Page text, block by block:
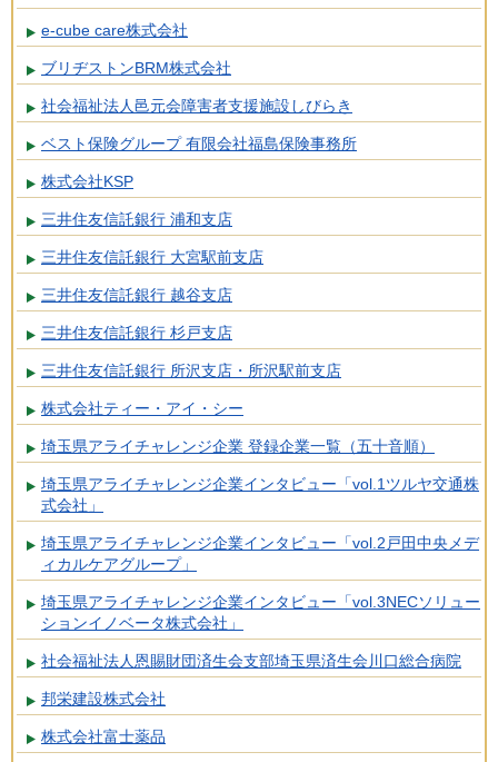
e-cube care株式会社
ブリヂストンBRM株式会社
社会福祉法人邑元会障害者支援施設しびらき
ベスト保険グループ 有限会社福島保険事務所
株式会社KSP
三井住友信託銀行 浦和支店
三井住友信託銀行 大宮駅前支店
三井住友信託銀行 越谷支店
三井住友信託銀行 杉戸支店
三井住友信託銀行 所沢支店・所沢駅前支店
株式会社ティー・アイ・シー
埼玉県アライチャレンジ企業 登録企業一覧（五十音順）
埼玉県アライチャレンジ企業インタビュー「vol.1ツルヤ交通株
式会社」
埼玉県アライチャレンジ企業インタビュー「vol.2戸田中央メデ
ィカルケアグループ」
埼玉県アライチャレンジ企業インタビュー「vol.3NECソリュー
ションイノベータ株式会社」
社会福祉法人恩賜財団済生会支部埼玉県済生会川口総合病院
邦栄建設株式会社
株式会社富士薬品